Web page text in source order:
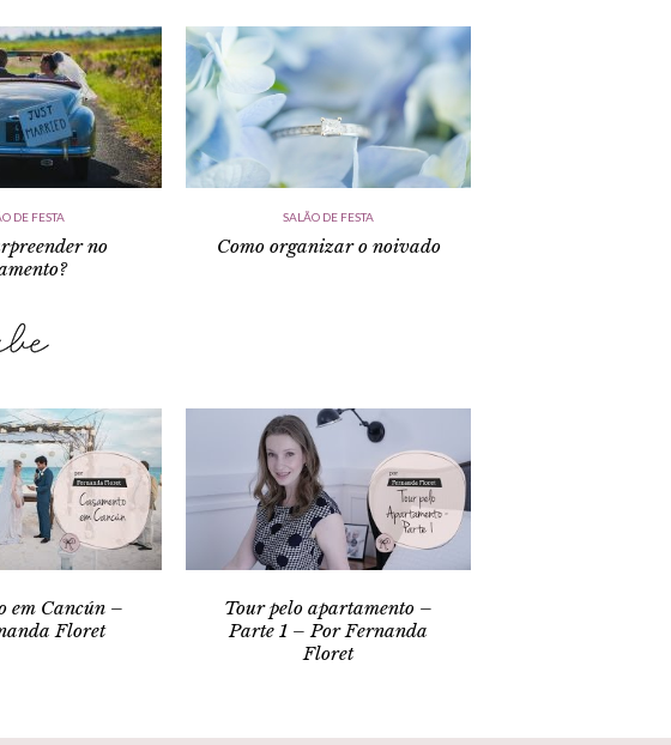
DE FESTA
no
SALÃO DE FESTA
Como organizar o noivado
em Cancún –
Floret
Tour pelo apartamento –
Parte 1 – Por Fernanda
Floret